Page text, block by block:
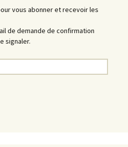
vous abonner et recevoir les
de demande de confirmation
signaler.